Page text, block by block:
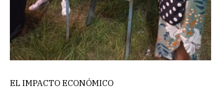
EL IMPACTO ECONÓMICO